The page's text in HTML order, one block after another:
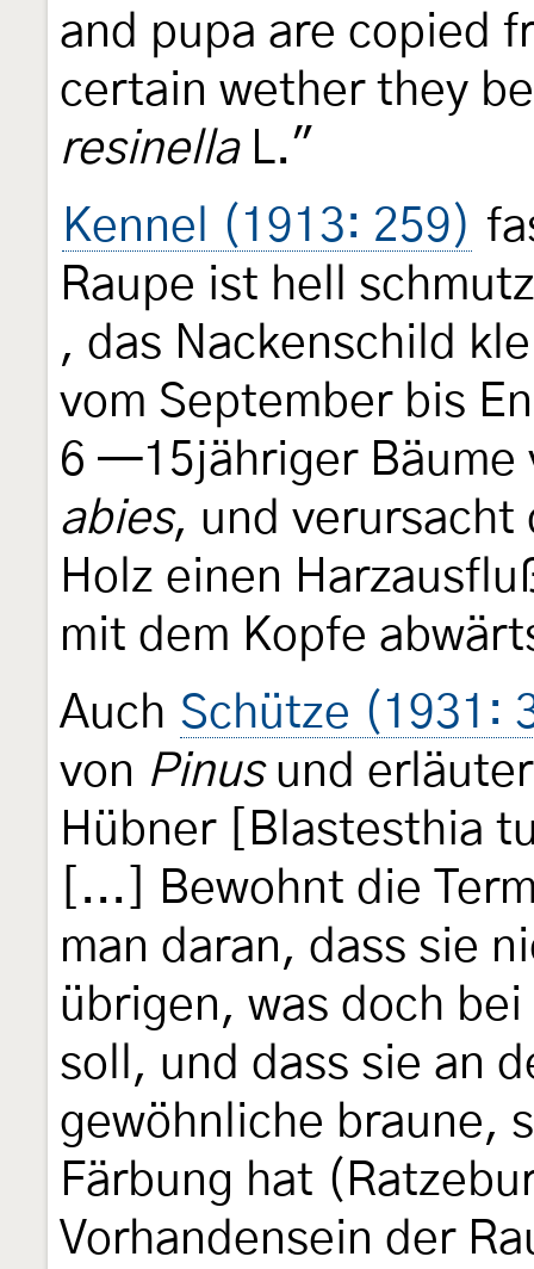
and pupa are copied
certain wether they
resinellaL."
Kennel (1913: 259)
Raupe ist hell
, das Nackenschild
vom September bis
6 —15jähriger Bäume
abies, und verursacht
Holz einen
mit dem Kopfe
Auch Schütze (1931:
von Pinusund
Hübner [Blastesthia
[...] Bewohnt die
man daran, dass sie
übrigen, was doch
soll, und dass sie an
gewöhnliche braune,
Färbung hat
Vorhandensein der